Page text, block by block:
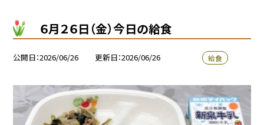
６月２６日（金）今日の給食
公開日 2026/06/26 更新日 2026/06/26 給食